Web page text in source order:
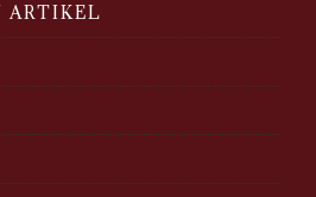
ARTIKEL